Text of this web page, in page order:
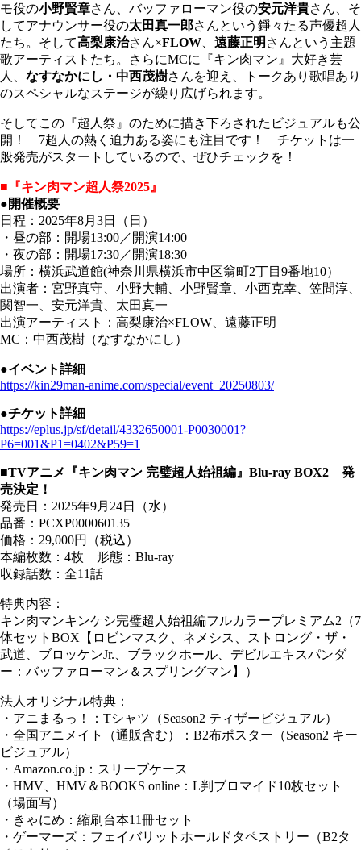
モ役の小野賢章さん、バッファローマン役の安元洋貴さん、そ
してアナウンサー役の太田真一郎さんという錚々たる声優超人
たち。そして高梨康治さん×FLOW 遠藤正明 さんという主題
歌アーティストたち。さらにMCに『キン肉マン』大好き芸
人、 なすなかにし・中西茂樹さんを迎え、トークあり歌唱あり
のスペシャルなステージが繰り広げられます。
そしてこの『超人祭』のために描き下ろされたビジュアルも公
開！ 7超人の熱く迫力ある姿にも注目です！ チケットは一
般発売がスタートしているので、ぜひチェックを！
■『キン肉マン超人祭2025』
●開催概要
日程：2025年8月3日（日）
・昼の部：開場13:00／開演14:00
・夜の部：開場17:30／開演18:30
場所：横浜武道館(神奈川県横浜市中区翁町2丁目9番地10）
出演者：宮野真守、小野大輔、小野賢章、小西克幸、笠間淳、
関智一、安元洋貴、太田真一
出演アーティスト：高梨康治×FLOW、遠藤正明
MC：中西茂樹（なすなかにし）
●イベント詳細
https://kin29man-anime.com/special/event_20250803/
●チケット詳細
https://eplus.jp/sf/detail/4332650001-P0030001?
P6=001&P1=0402&P59=1
■TVアニメ『キン肉マン 完璧超人始祖編』Blu-ray BOX2 発
売決定！
発売日：2025年9月24日（水）
品番：PCXP000060135
価格：29,000円（税込）
本編枚数：4枚 形態：Blu-ray
収録話数：全11話
特典内容：
キン肉マンキンケシ完璧超人始祖編フルカラープレミアム2（7
体セットBOX【ロビンマスク、ネメシス、ストロング・ザ・
武道、ブロッケンJr.、ブラックホール、デビルエキスパンダ
ー：バッファローマン＆スプリングマン】）
法人オリジナル特典：
・アニまるっ！：Tシャツ（Season2 ティザービジュアル）
・全国アニメイト（通販含む）：B2布ポスター（Season2 キー
ビジュアル）
・Amazon.co.jp：スリーブケース
・HMV、HMV＆BOOKS online：L判ブロマイド10枚セット
（場面写）
・きゃにめ：縮刷台本11冊セット
・ゲーマーズ：フェイバリットホールドタペストリー（B2タ